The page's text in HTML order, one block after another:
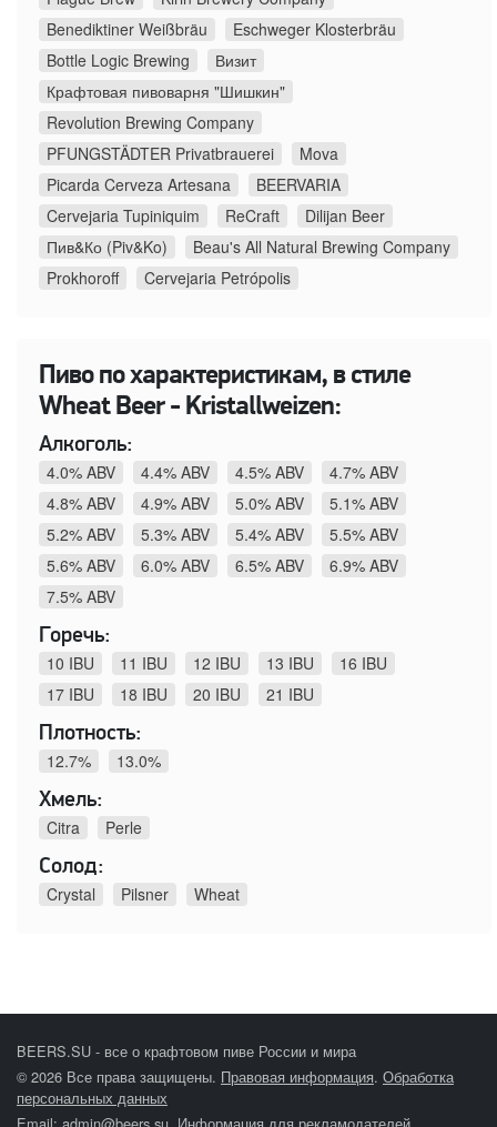
Benediktiner Weißbräu
Eschweger Klosterbräu
Bottle Logic Brewing
Визит
Крафтовая пивоварня "Шишкин"
Revolution Brewing Company
PFUNGSTÄDTER Privatbrauerei
Mova
Picarda Cerveza Artesana
BEERVARIA
Cervejaria Tupiniquim
ReCraft
Dilijan Beer
Пив&Ко (Piv&Ko)
Beau's All Natural Brewing Company
Prokhoroff
Cervejaria Petrópolis
Пиво по характеристикам, в стиле
Wheat Beer - Kristallweizen:
Алкоголь:
4.0% ABV
4.4% ABV 4.5% ABV
4.7% ABV
4.8% ABV
4.9% ABV 5.0% ABV
5.1% ABV
5.2% ABV
5.3% ABV 5.4% ABV
5.5% ABV
5.6% ABV
6.0% ABV 6.5% ABV
6.9% ABV
7.5% ABV
Горечь:
10 IBU
11 IBU 12 IBU 13 IBU
16 IBU
17 IBU
18 IBU 20 IBU
21 IBU
Плотность:
12.7%
13.0%
Хмель:
Citra
Perle
Солод:
Crystal
Pilsner Wheat
BEERS.SU - все о крафтовом пиве России и мира
© 2026 Все права защищены. Правовая информация. Обработка
персональных данных